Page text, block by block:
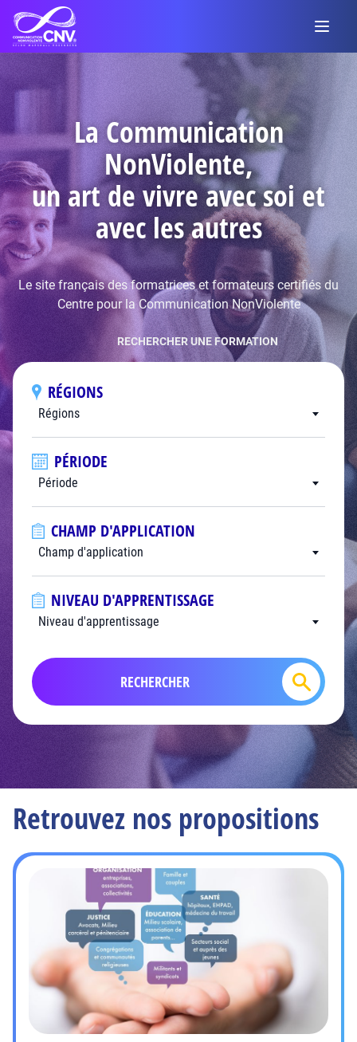
La Communication
NonViolente,
un art de vivre avec soi et
avec les autres
Le site français des formatrices et formateurs certifiés du
Centre pour la Communication NonViolente
RECHERCHER UNE FORMATION
RÉGIONS
Régions
PÉRIODE
Période
CHAMP D'APPLICATION
Champ d'application
NIVEAU D'APPRENTISSAGE
Niveau d'apprentissage
RECHERCHER
Retrouvez nos propositions